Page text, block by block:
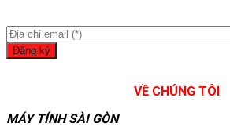
VỀ CHÚNG TÔI
MÁY TÍNH SÀI GÒN